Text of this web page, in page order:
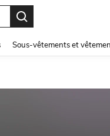
Sous-vêtements et